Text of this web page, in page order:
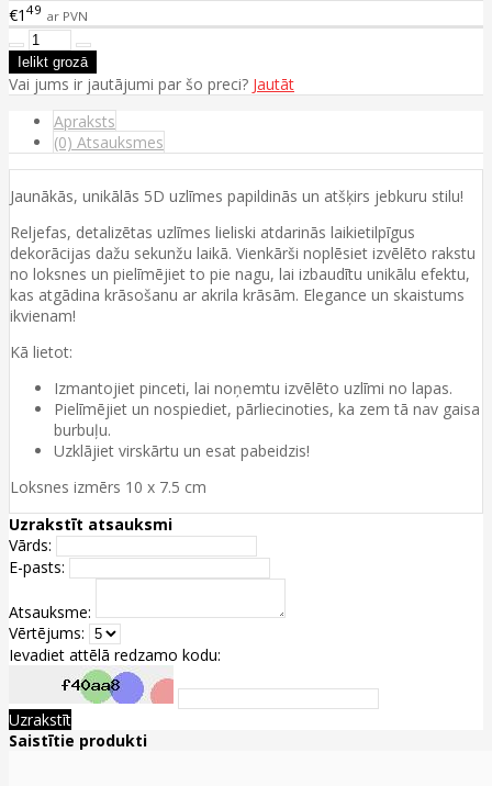
€1 49 ar PVN
Vai jums ir jautājumi par šo preci? Jautāt
Apraksts
(0) Atsauksmes
Jaunākās, unikālās 5D uzlīmes papildinās un atšķirs jebkuru stilu!
Reljefas, detalizētas uzlīmes lieliski atdarinās laikietilpīgus
dekorācijas dažu sekunžu laikā. Vienkārši noplēsiet izvēlēto rakstu
no loksnes un pielīmējiet to pie nagu, lai izbaudītu unikālu efektu,
kas atgādina krāsošanu ar akrila krāsām. Elegance un skaistums
ikvienam!
Kā lietot:
Izmantojiet pinceti, lai noņemtu izvēlēto uzlīmi no lapas.
Pielīmējiet un nospiediet, pārliecinoties, ka zem tā nav gaisa
burbuļu.
Uzklājiet virskārtu un esat pabeidzis!
Loksnes izmērs 10 x 7.5 cm
Uzrakstīt atsauksmi
Vārds:
E-pasts:
Atsauksme:
Vērtējums:
Ievadiet attēlā redzamo kodu:
Uzrakstīt
Saistītie produkti